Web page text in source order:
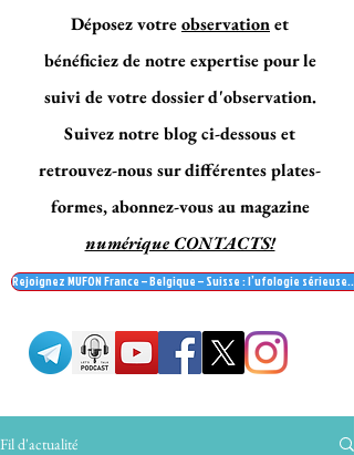
Déposez votreobservationet
bénéficiez de notre expertise pour le
suivi de votre dossier d'observation.
Suivez notre blog ci-dessous et
retrouvez-nous sur différentes plates-
formes, abonnez-vous au magazine
numérique CONTACTS!
Rejoignez MUFON France – Belgique – Suisse : l’ufologie
Fil d'actualité